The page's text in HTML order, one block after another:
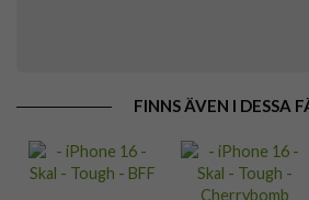
FINNS ÄVEN I DESSA